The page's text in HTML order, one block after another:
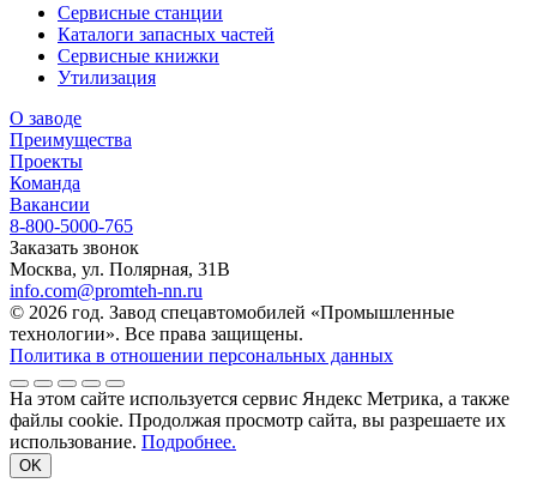
Сервисные станции
Каталоги запасных частей
Сервисные книжки
Утилизация
О заводе
Преимущества
Проекты
Команда
Вакансии
8-800-5000-765
Заказать звонок
Москва, ул. Полярная, 31В
info.com@promteh-nn.ru
© 2026 год. Завод спецавтомобилей «Промышленные
технологии». Все права защищены.
Политика в отношении персональных данных
На этом сайте используется сервис Яндекс Метрика, а также
файлы cookie. Продолжая просмотр сайта, вы разрешаете их
использование. Подробнее.
OK